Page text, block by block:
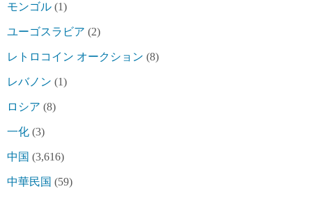
モンゴル (1)
ユーゴスラビア (2)
レトロコイン オークション (8)
レバノン (1)
ロシア (8)
一化 (3)
中国 (3,616)
中華民国 (59)